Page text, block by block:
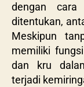
dengan
ditentukan,
Meskipun
memiliki
dan kru
terjadi